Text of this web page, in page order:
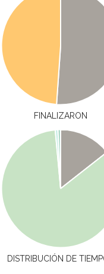
FINALIZARON
DISTRIBUCIÓN DE